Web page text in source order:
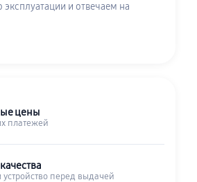
и отвечаем на
цены
платежей
перед выдачей